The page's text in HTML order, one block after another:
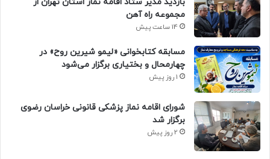
بازدید مدیر ستاد اقامه نماز استان تهران از
مجموعه راه آهن
14 ساعت پیش
مسابقه کتابخوانی «لیمو شیرین روح» در
چهارمحال و بختیاری برگزار می‌شود
1 روز پیش
شورای اقامه نماز پزشکی قانونی خراسان رضوی
برگزار شد
2 روز پیش